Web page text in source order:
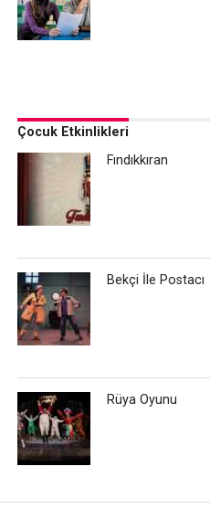
Çocuk Etkinlikleri
Fındıkkıran
Bekçi İle Postacı
Rüya Oyunu